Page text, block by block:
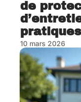
de
pratiques
10 mars 2026